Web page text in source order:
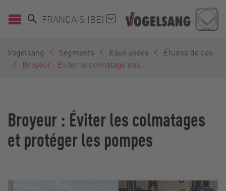
FRANÇAIS (BE)
Vogelsang Segments Eaux usées
Études de cas
Broyeur : Éviter le colmatage des...
Broyeur : Éviter les colmatages
et protéger les pompes